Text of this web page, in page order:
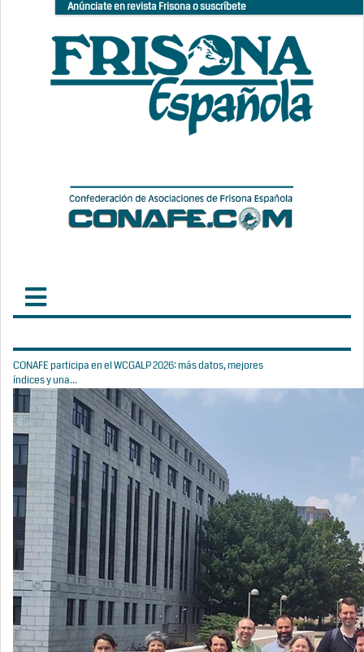
Anúnciate en revista Frisona o suscríbete
CONAFE participa en el WCGALP 2026: más datos, mejores
índices y una...